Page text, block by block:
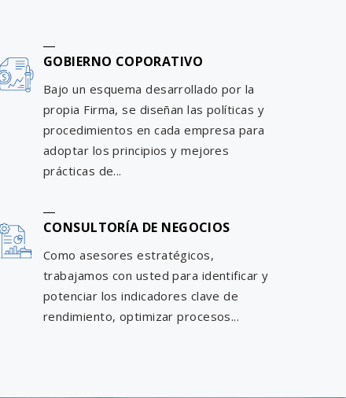
GOBIERNO COPORATIVO
Bajo un esquema desarrollado por la
propia Firma, se diseñan las políticas y
procedimientos en cada empresa para
adoptar los principios y mejores
prácticas de...
CONSULTORÍA DE NEGOCIOS
Como asesores estratégicos,
trabajamos con usted para identificar y
potenciar los indicadores clave de
rendimiento, optimizar procesos...